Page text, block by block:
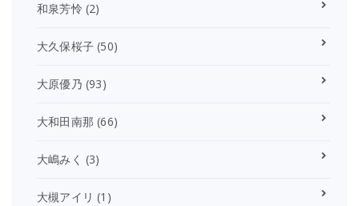
和泉芳怜 (2)
大久保桜子 (50)
大原優乃 (93)
大和田南那 (66)
大嶋みく (3)
大槻アイリ (1)